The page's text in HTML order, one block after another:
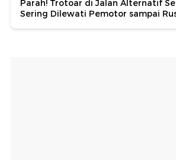
Parah! Trotoar di Jalan Alternatif
Sering Dilewati Pemotor sampai